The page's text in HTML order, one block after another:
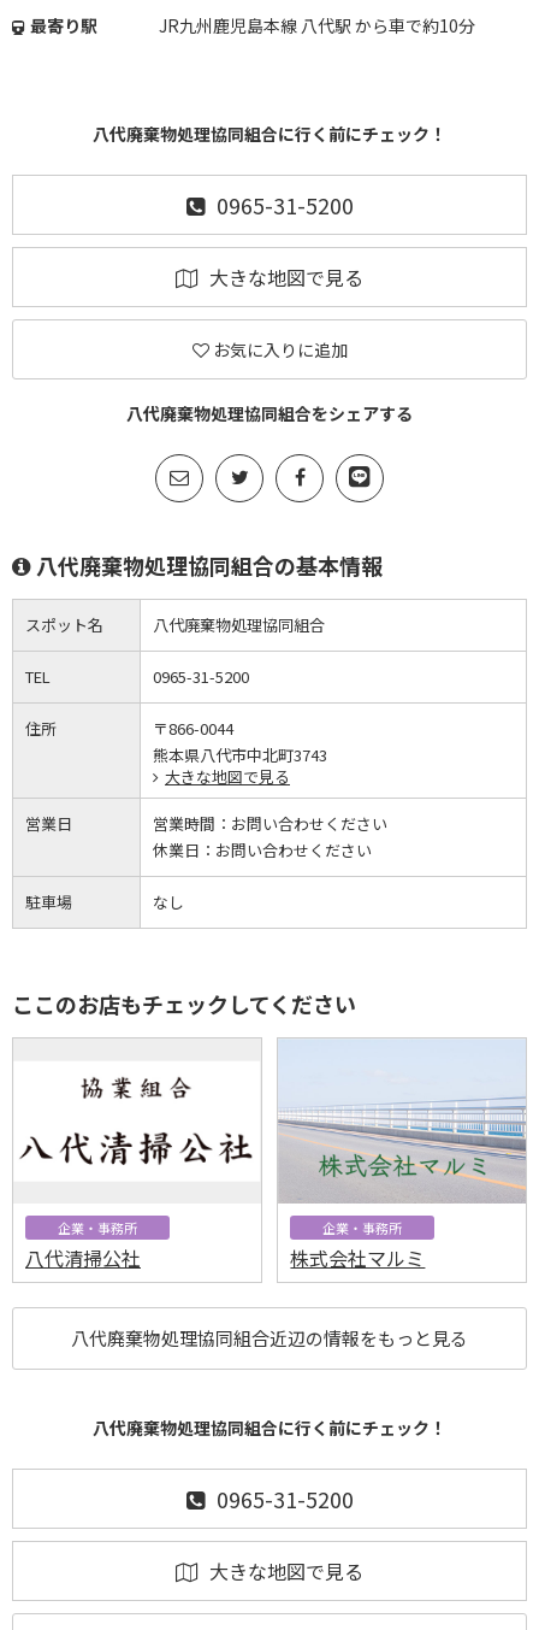
最寄り駅
JR九州鹿児島本線 八代駅 から車で約10分
八代廃棄物処理協同組合に行く前にチェック！
0965-31-5200
大きな地図で見る
お気に入りに追加
八代廃棄物処理協同組合をシェアする
八代廃棄物処理協同組合の基本情報
スポット名 八代廃棄物処理協同組合
TEL 0965-31-5200
住所
〒866-0044
熊本県八代市中北町3743
大きな地図で見る
営業日 営業時間： お問い合わせください
休業日： お問い合わせください
駐車場 なし
ここのお店もチェックしてください
企業・事務所
八代清掃公社
企業・事務所
株式会社マルミ
八代廃棄物処理協同組合近辺の情報をもっと見る
八代廃棄物処理協同組合に行く前にチェック！
0965-31-5200
大きな地図で見る